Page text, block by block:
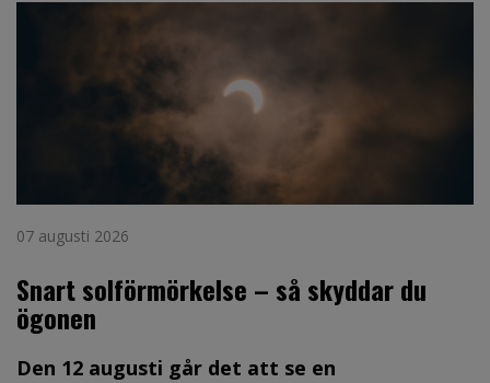
07 augusti 2026
Snart solförmörkelse – så skyddar du
ögonen
Den 12 augusti går det att se en